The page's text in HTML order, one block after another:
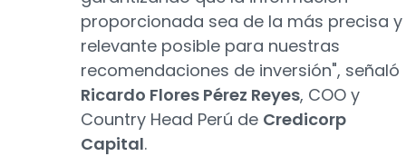
proporcionada sea de la más precisa y
relevante posible para nuestras
recomendaciones de inversión", señaló
Ricardo Flores Pérez Reyes, COO y
Country Head Perú de Credicorp
Capital.